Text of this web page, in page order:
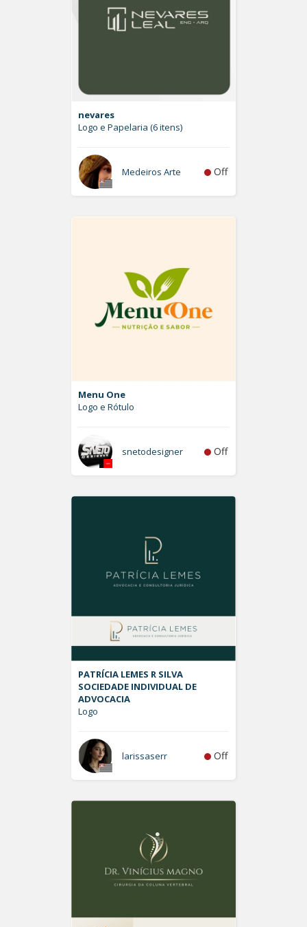
nevares
Logo e Papelaria (6 itens)
Medeiros Arte Off
Menu One
Logo e Rótulo
snetodesigner Off
PATRÍCIA LEMES R SILVA
SOCIEDADE INDIVIDUAL DE
ADVOCACIA
Logo
larissaserr Off